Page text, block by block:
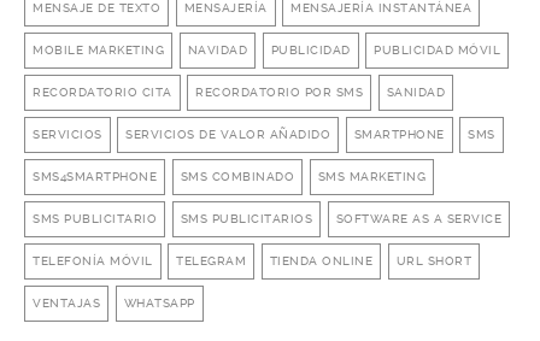
MENSAJE DE TEXTO MENSAJERÍA MENSAJERÍA INSTANTÁNEA
MOBILE MARKETING NAVIDAD PUBLICIDAD PUBLICIDAD MÓVIL
RECORDATORIO CITA RECORDATORIO POR SMS SANIDAD
SERVICIOS SERVICIOS DE VALOR AÑADIDO SMARTPHONE SMS
SMS4SMARTPHONE SMS COMBINADO SMS MARKETING
SMS PUBLICITARIO SMS PUBLICITARIOS SOFTWARE AS A SERVICE
TELEFONÍA MÓVIL TELEGRAM TIENDA ONLINE URL SHORT
VENTAJAS WHATSAPP